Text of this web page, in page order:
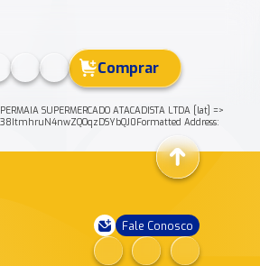
Comprar
SUPERMERCADO ATACADISTA LTDA [lat] =>
Address:
Fale Conosco